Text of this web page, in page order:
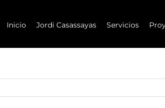
Inicio Jordi Casassayas Servicios